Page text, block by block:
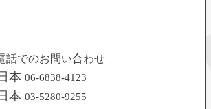
話でのお問い合わせ
本 06-6838-4123
本 03-5280-9255